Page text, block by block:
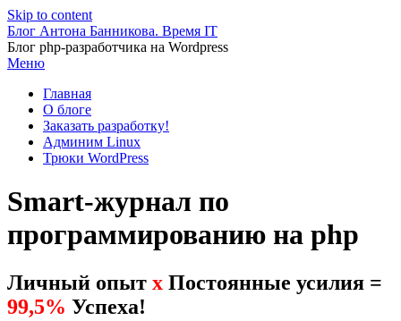
Skip to content
Блог Антона Банникова. Время IT
Блог php-разработчика на Wordpress
Меню
Главная
О блоге
Заказать разработку!
Админим Linux
Трюки WordPress
Smart-журнал по
программированию на php
Личный опыт х Постоянные усилия =
99,5% Успеха!